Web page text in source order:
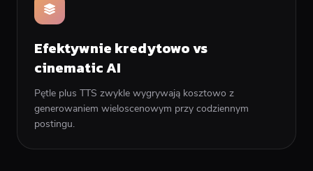
Efektywnie kredytowo vs
cinematic AI
Pętle plus TTS zwykle wygrywają kosztowo z
generowaniem wieloscenowym przy codziennym
postingu.